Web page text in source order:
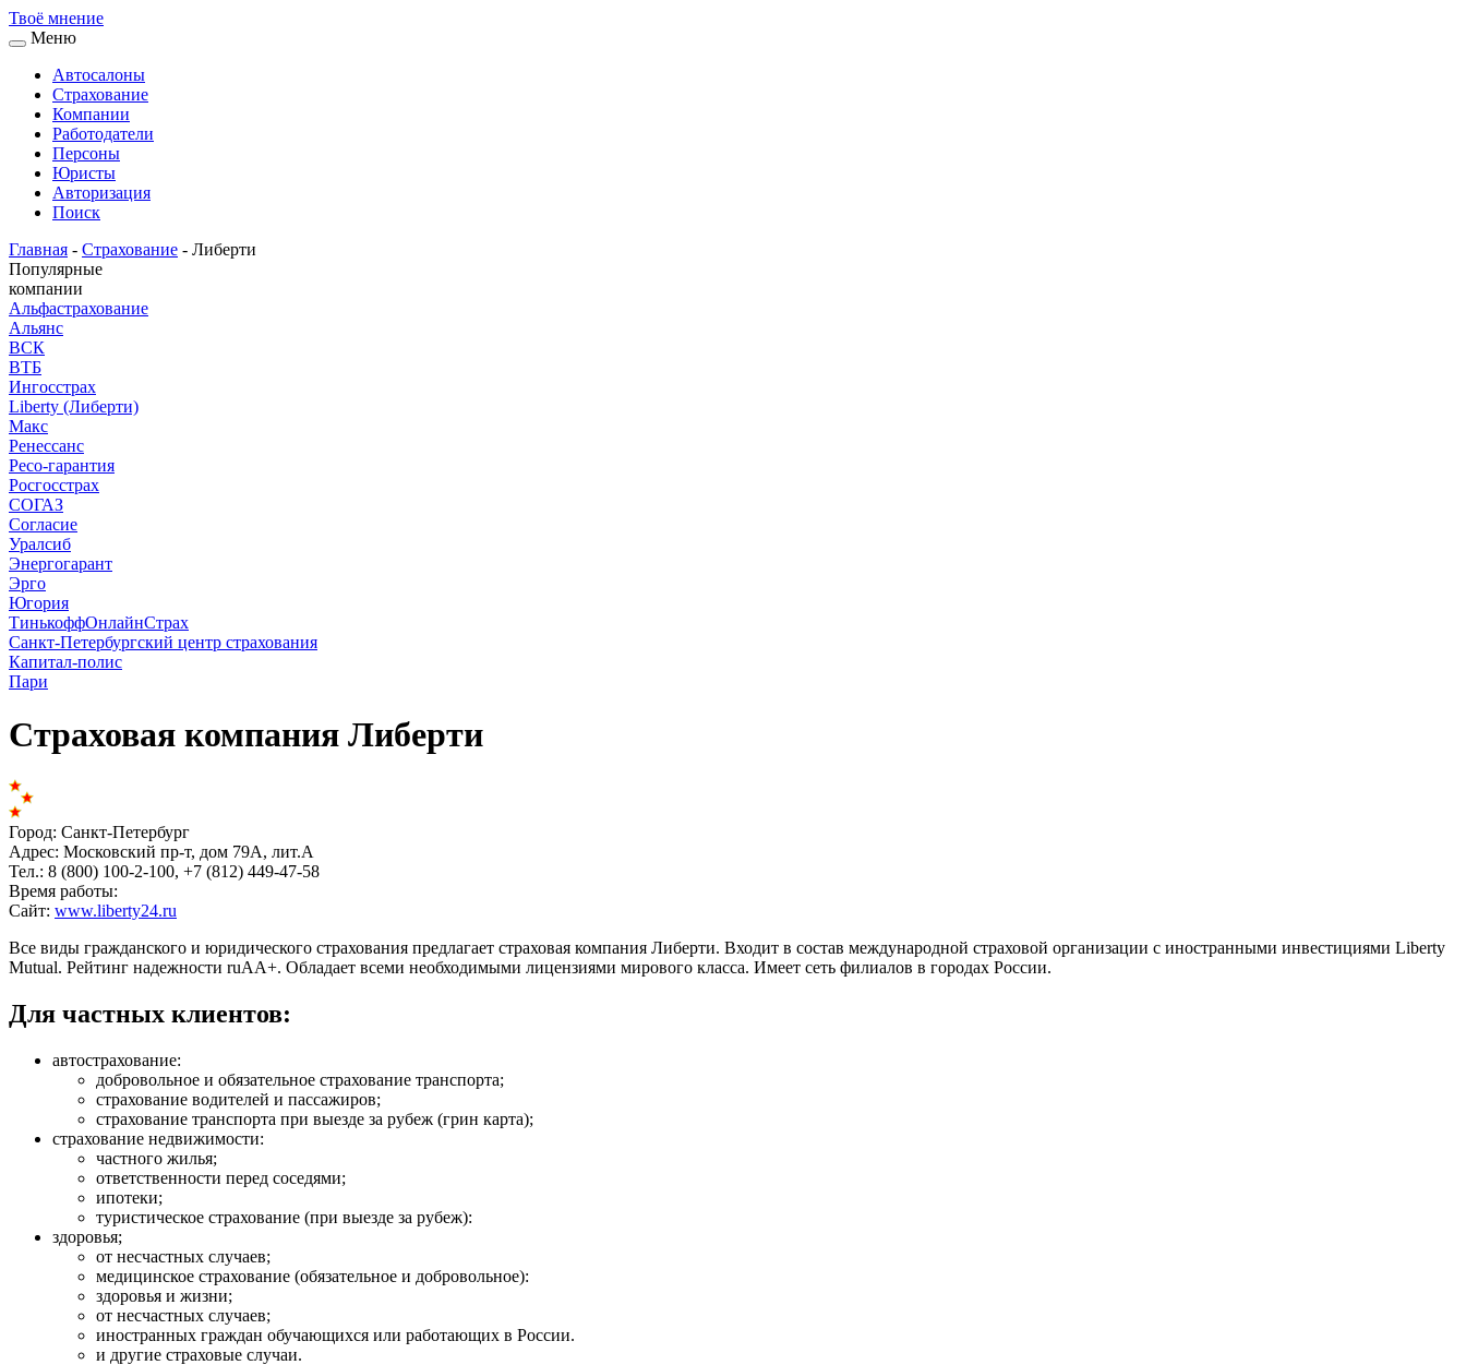
Твоё мнение
Меню
Автосалоны
Страхование
Компании
Работодатели
Персоны
Юристы
Авторизация
Поиск
Главная - Страхование - Либерти
Популярные
компании
Альфастрахование
Альянс
ВСК
ВТБ
Ингосстрах
Liberty (Либерти)
Макс
Ренессанс
Ресо-гарантия
Росгосстрах
СОГАЗ
Согласие
Уралсиб
Энергогарант
Эрго
Югория
ТинькоффОнлайнСтрах
Санкт-Петербургский центр страхования
Капитал-полис
Пари
Страховая компания Либерти
Город: Санкт-Петербург
Адрес: Московский пр-т, дом 79А, лит.А
Тел.: 8 (800) 100-2-100, +7 (812) 449-47-58
Время работы:
Сайт: www.liberty24.ru
Все виды гражданского и юридического страхования предлагает страховая компания Либерти. Входит в состав международной страховой организации с иностранными инвестициями Liberty
Mutual. Рейтинг надежности ruAA+. Обладает всеми необходимыми лицензиями мирового класса. Имеет сеть филиалов в городах России.
Для частных клиентов:
автострахование:
добровольное и обязательное страхование транспорта;
страхование водителей и пассажиров;
страхование транспорта при выезде за рубеж (грин карта);
страхование недвижимости:
частного жилья;
ответственности перед соседями;
ипотеки;
туристическое страхование (при выезде за рубеж):
здоровья;
от несчастных случаев;
медицинское страхование (обязательное и добровольное):
здоровья и жизни;
от несчастных случаев;
иностранных граждан обучающихся или работающих в России.
и другие страховые случаи.